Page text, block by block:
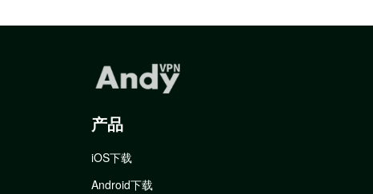
产品
iOS下载
Android下载